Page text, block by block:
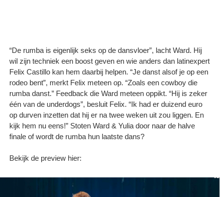
“De rumba is eigenlijk seks op de dansvloer”, lacht Ward. Hij
wil zijn techniek een boost geven en wie anders dan latinexpert
Felix Castillo kan hem daarbij helpen. “Je danst alsof je op een
rodeo bent”, merkt Felix meteen op. “Zoals een cowboy die
rumba danst.” Feedback die Ward meteen oppikt. “Hij is zeker
één van de underdogs”, besluit Felix. “Ik had er duizend euro
op durven inzetten dat hij er na twee weken uit zou liggen. En
kijk hem nu eens!” Stoten Ward & Yulia door naar de halve
finale of wordt de rumba hun laatste dans?
Bekijk de preview hier: